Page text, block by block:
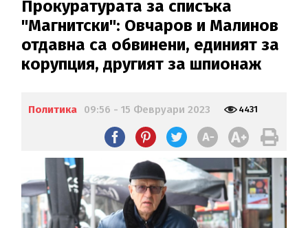
Прокуратурата за списъка
"Магнитски": Овчаров и Малинов
отдавна са обвинени, единият за
корупция, другият за шпионаж
Политика 09:56 - 15 Февруари 2023 4431